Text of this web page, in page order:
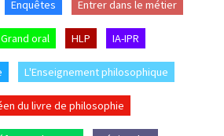
Enquêtes Entrer dans le métier
Grand oral HLP IA-IPR
L'Enseignement philosophique
du livre de philosophie